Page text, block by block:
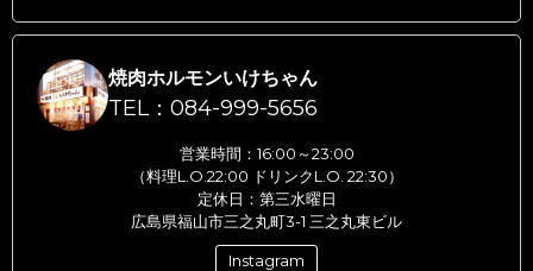
焼肉ホルモンいけちゃん
TEL：084-999-5656
営業時間：16:00～23:00
（料理L.O.22:00 ドリンクL.O. 22:30）
定休日：第三水曜日
広島県福山市三之丸町3-1 三之丸東ビル
Instagram